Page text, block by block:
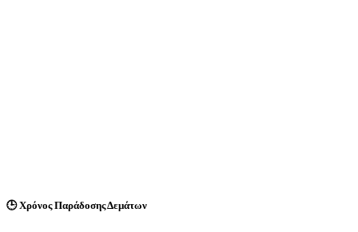
🕒Χρόνος Παράδοσης Δεμάτων